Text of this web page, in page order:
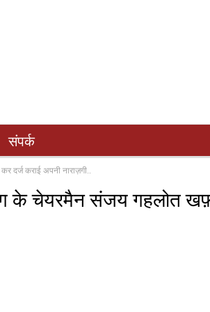
संपर्क
दर्ज कराई अपनी नाराज़गी..
के चेयरमैन संजय गहलोत